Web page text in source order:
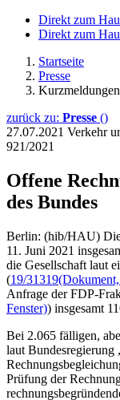
Direkt zum
Direkt zum
Startseite
Presse
zurück zu: Presse ()
27.07.2021 Verkehr
921/2021
Offene
des Bundes
Berlin: (hib/HAU) Die
11. Juni 2021
die Gesellschaft laut
(19/31319
Anfrage der FDP-
Fenster)) insgesamt
Bei 2.065 fälligen,
laut Bundesregierung
Prüfung der